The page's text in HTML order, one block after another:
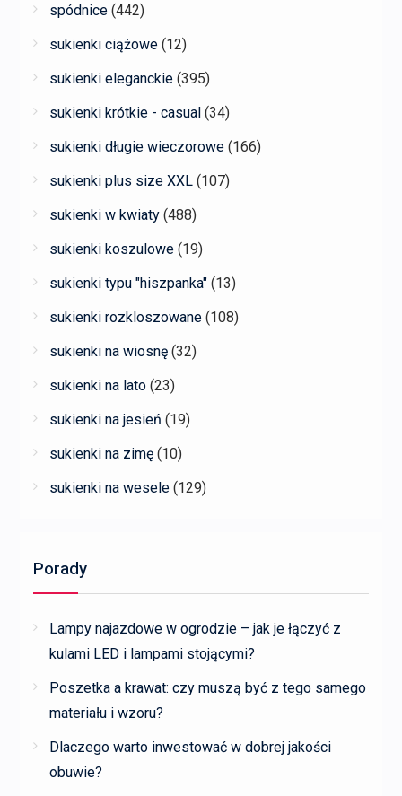
spódnice (442)
sukienki ciążowe (12)
sukienki eleganckie (395)
sukienki krótkie - casual (34)
sukienki długie wieczorowe (166)
sukienki plus size XXL (107)
sukienki w kwiaty (488)
sukienki koszulowe (19)
sukienki typu "hiszpanka" (13)
sukienki rozkloszowane (108)
sukienki na wiosnę (32)
sukienki na lato (23)
sukienki na jesień (19)
sukienki na zimę (10)
sukienki na wesele (129)
Porady
Lampy najazdowe w ogrodzie – jak je łączyć z
kulami LED i lampami stojącymi?
Poszetka a krawat: czy muszą być z tego samego
materiału i wzoru?
Dlaczego warto inwestować w dobrej jakości
obuwie?